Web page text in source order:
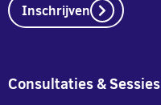
Inschrijven
Consultaties & Sessies